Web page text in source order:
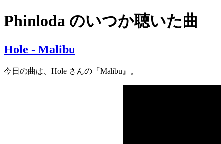
Phinloda のいつか聴いた曲
Hole - Malibu
今日の曲は、Hole さんの『Malibu』。